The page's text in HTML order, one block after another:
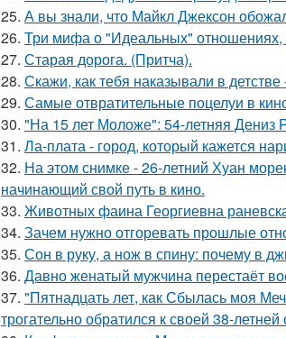
25. А вы знали, что Майкл Джексон
26. Три мифа о "Идеальных"
27. Старая дорога. (Притча).
28. Скажи, как тебя наказывали в
29. Самые отвратительные поцелуи в
30. "На 15 лет Моложе": 54-летняя Дениз
31. Ла-плата - город, который кажется
32. На этом снимке - 26-летний Хуан
начинающий свой путь в кино.
33. Животных фаина Георгиевна
34. Зачем нужно отгоревать прошлые
35. Сон в руку, а нож в спину: почему в
36. Давно женатый мужчина перестаёт
37. "Пятнадцать лет, как Сбылась моя
трогательно обратился к своей 38-летней